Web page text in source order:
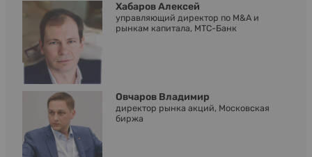
Хабаров Алексей
управляющий директор по M&A и
рынкам капитала, МТС-Банк
Овчаров Владимир
директор рынка акций, Московская
биржа